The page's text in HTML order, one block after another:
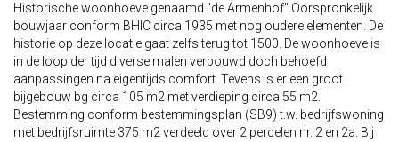
Historische woonhoeve genaamd "de Armenhof" Oorspronkelijk
bouwjaar conform BHIC circa 1935 met nog oudere elementen. De
historie op deze locatie gaat zelfs terug tot 1500. De woonhoeve is
in de loop der tijd diverse malen verbouwd doch behoefd
aanpassingen na eigentijds comfort. Tevens is er een groot
bijgebouw bg circa 105 m2 met verdieping circa 55 m2.
Bestemming conform bestemmingsplan (SB9) t.w. bedrijfswoning
met bedrijfsruimte 375 m2 verdeeld over 2 percelen nr. 2 en 2a. Bij